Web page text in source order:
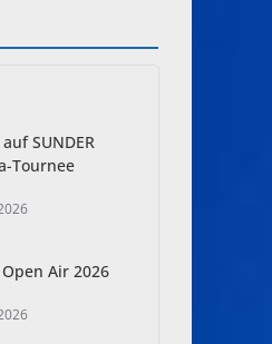
auf SUNDER
Tournee
Air 2026